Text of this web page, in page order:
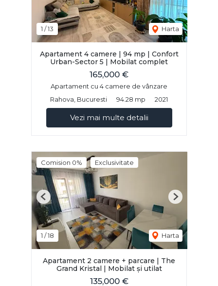
1 /13 Harta
Apartament 4 camere | 94 mp | Confort
Urban-Sector 5 | Mobilat complet
165,000 €
Apartament cu 4 camere de vânzare
Rahova, Bucuresti
94.28 mp 2021
Vezi mai multe detalii
Comision 0% Exclusivitate
1 /18 Harta
Previous Next
Apartament 2 camere + parcare | The
Grand Kristal | Mobilat și utilat
135,000 €